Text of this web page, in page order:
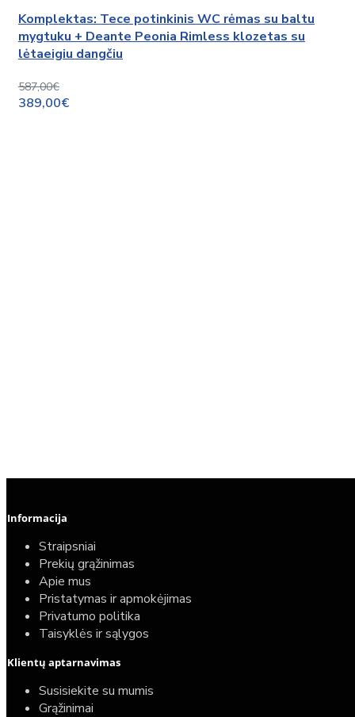
Komplektas: Tece potinkinis WC rėmas su baltu
mygtuku + Deante Peonia Rimless klozetas su
lėtaeigiu dangčiu
587,00€
389,00€
Informacija
Straipsniai
Prekių grąžinimas
Apie mus
Pristatymas ir apmokėjimas
Privatumo politika
Taisyklės ir sąlygos
Klientų aptarnavimas
Susisiekite su mumis
Grąžinimai